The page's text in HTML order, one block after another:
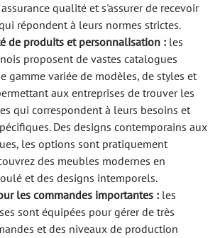
qualité et s'assurer de recevoir
répondent à leurs normes strictes.
de produits et personnalisation : les
proposent de vastes catalogues
gamme variée de modèles, de styles et
aux entreprises de trouver les
qui correspondent à leurs besoins et
Des designs contemporains aux
les options sont pratiquement
des meubles modernes en
et des designs intemporels.
les commandes importantes : les
sont équipées pour gérer de très
et des niveaux de production